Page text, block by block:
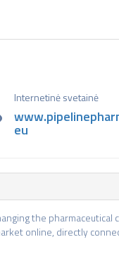
Internetinė svetainė
eu
the
online, directly